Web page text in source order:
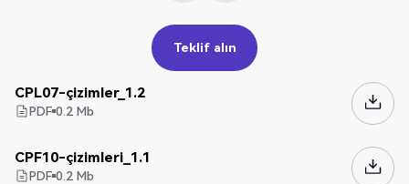
Teklif alın
Teklif alın
CPL07-çizimler_1.2
PDF 0.2Mb
CPF10-çizimleri_1.1
PDF 0.2Mb